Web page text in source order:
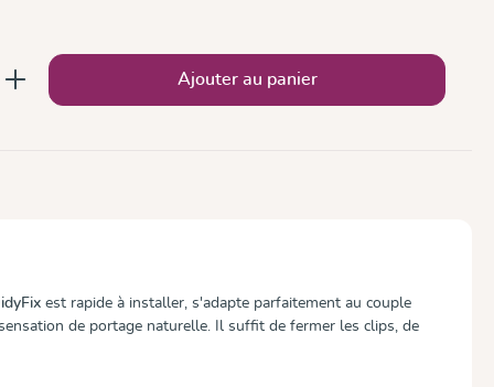
: Entrez la quantité souhaitée ou
Ajouter au panier
est rapide à installer, s'adapte parfaitement au couple
de portage naturelle. Il suffit de fermer les clips, de